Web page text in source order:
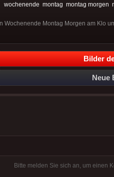
wochenende montag montag morgen
Wochenende Montag Morgen am Klo
Bilder
Neue
Bitte melden Sie sich an, um einen